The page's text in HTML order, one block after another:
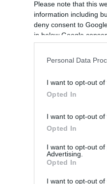
Please note that this
information including
deny consent to
in below Google
Personal Data
I want to opt-out of
Opted In
I want to opt-out of
Opted In
I want to opt-out
Advertising.
Opted In
I want to opt-out
creative
amore”
è quasi un